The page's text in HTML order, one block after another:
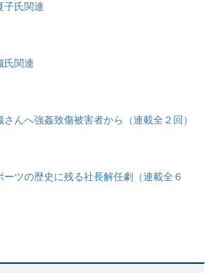
子氏関連
氏関連
さんへ強姦致傷被害者から（連載全２回）
ーツの歴史に残る社長解任劇（連載全６